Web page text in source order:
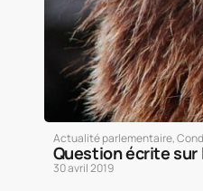
Actualité parlementaire,
Question écrite sur
30 avril 2019